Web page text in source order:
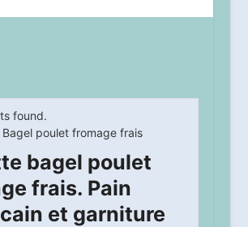
found.
bagel poulet
frais. Pain
et garniture